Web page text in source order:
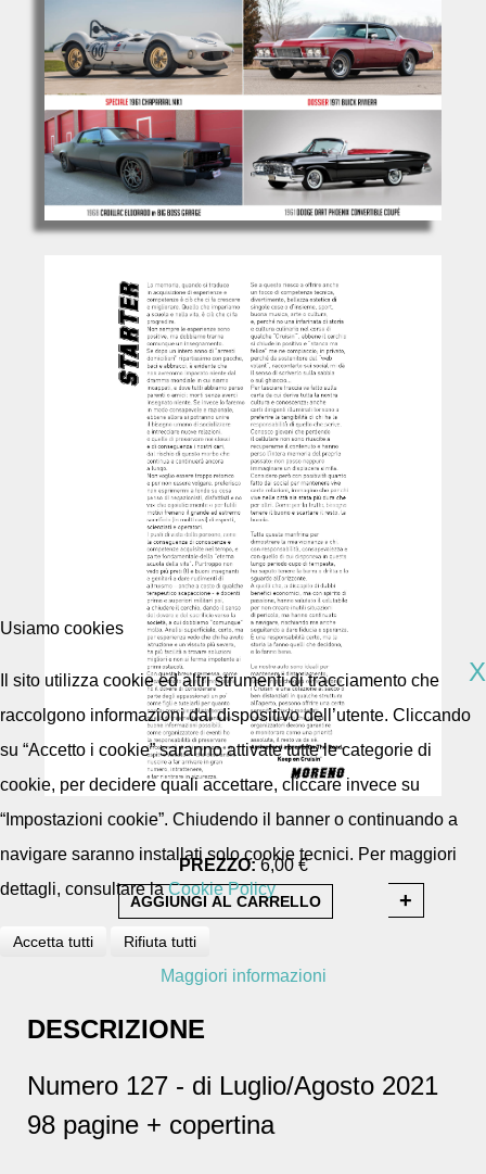
PREZZO:6,00 €
DESCRIZIONE
Numero 127 - di Luglio/Agosto 2021
98 pagine + copertina
Usiamo cookies
X
Il sito utilizza cookie ed altri strumenti di tracciamento che
raccolgono informazioni dal dispositivo dell’utente. Cliccando
su “Accetto i cookie” saranno attivate tutte le categorie di
cookie, per decidere quali accettare, cliccare invece su
“Impostazioni cookie”. Chiudendo il banner o continuando a
navigare saranno installati solo cookie tecnici. Per maggiori
dettagli, consultare laCookie Policy
Accetta tutti Rifiuta tutti
Maggiori informazioni